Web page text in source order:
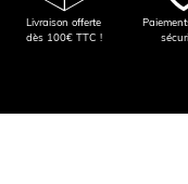
Livraison offerte
dès 100€ TTC !